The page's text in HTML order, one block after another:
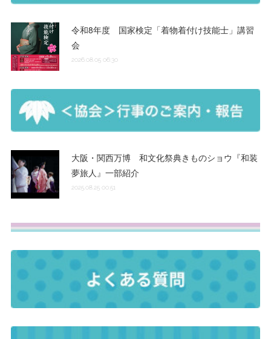
令和8年度 国家検定「着物着付け技能士」講習
会
2026.08.05 06:30
大阪・関西万博 和文化祭典きものショウ『和装
夢旅人』一部紹介
2025.08.25 00:51